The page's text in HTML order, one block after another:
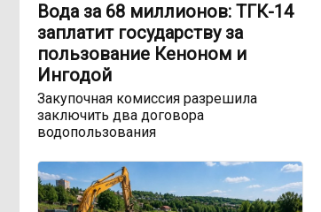
Вода за 68 миллионов: ТГК-14
заплатит государству за
пользование Кеноном и
Ингодой
Закупочная комиссия разрешила
заключить два договора
водопользования